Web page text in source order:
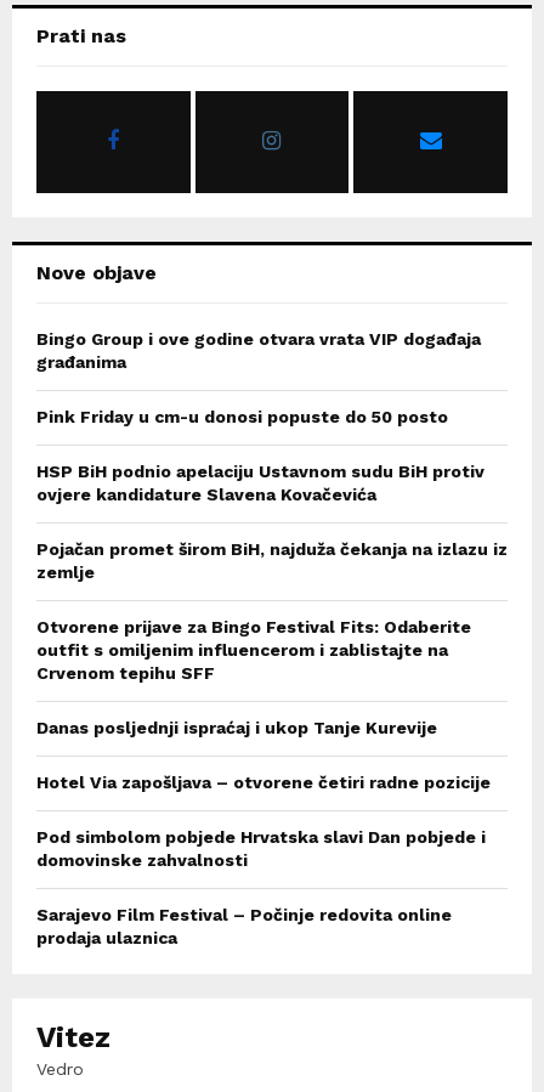
hPrati nas
Nove objave
Bingo Group i ove godine otvara vrata VIP događaja
građanima
Pink Friday u cm-u donosi popuste do 50 posto
HSP BiH podnio apelaciju Ustavnom sudu BiH protiv
ovjere kandidature Slavena Kovačevića
Pojačan promet širom BiH, najduža čekanja na izlazu iz
zemlje
Otvorene prijave za Bingo Festival Fits: Odaberite
outfit s omiljenim influencerom i zablistajte na
Crvenom tepihu SFF
Danas posljednji ispraćaj i ukop Tanje Kurevije
Hotel Via zapošljava – otvorene četiri radne pozicije
Pod simbolom pobjede Hrvatska slavi Dan pobjede i
domovinske zahvalnosti
Sarajevo Film Festival – Počinje redovita online
prodaja ulaznica
Vitez
Vedro